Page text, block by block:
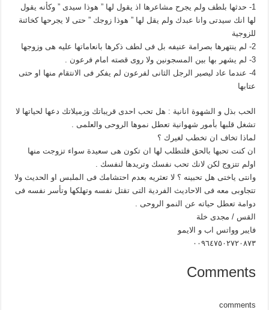
1- حدثها بلطف ولم يجرح مشاعرها اذ يقول لها ” هوذا سيدى ” وكأنه يقول
لها انك سيدتى وانا عبدك ولم يقل لها ” هوذا زوجك ” حتى لا يجرحها كخائنة
للزوجية
2- لم ينتهرها بصرامة عنيفه بل فى لطف ذكرها بانعاماتها عليه هى وزوجها
3- لم يشهر بها بين المسجونين ولا روى قصته امام فرعون .
4- عندما عاد ليصير الرجل الثانى لفرعون لم يفكر فى الانتقام منها او حتى
عتابها
الحب بذل و الشهوة انانية : هل تحب احدى قريباتك وزميلاتك دعها لحياتها لا
تشغل قلبها بأمور شهوانية تعطل نموها الروحى والعلمى .
لماذا تخاف ان تخطب لغيرك ؟
ان كنت تحبها بالحق فلتطلب لها ان تكون هى سعيدة سواء تزوجت منها
اولم تتزوج لكن لانك تحب نفسك وتريدها لنفسك .
وانتى ياختى هل تحبينه ؟ لا تعثريه بعدم احتشامك فى الملبس او الحديث ولا
تتجاوبى معه فى الاحاديث الفردية التى تقتل نفسه وتهلكها وتأسر نفسه فى
دوامة تعطل حياته عن النمو الروحى .
القس / مجدى خلة
فايبر وواتس اب و الايمو
٠٠٩٦٤٧٥٠٢٧٢٠٨٧٣
Comments
comments